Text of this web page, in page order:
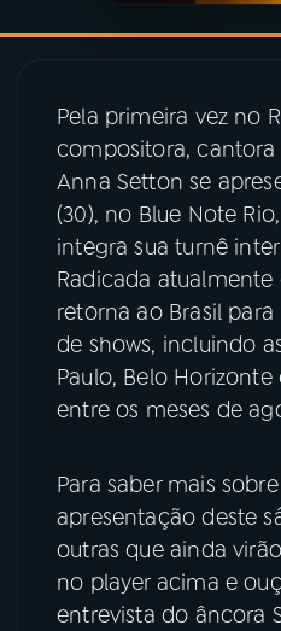
07ÚLTIMAS
08PRÊMIO RÁDIO MEC
ACOMPANHE A RÁDIO MEC
YouTube
Instagram
TikTok
Pela primeira vez no
compositora,
Anna Setton se
(30), no Blue Note
integra sua turnê
Radicada atualmente
retorna ao Brasil
de shows, incluindo
Paulo, Belo Horizonte
entre os meses de
Para saber mais
apresentação deste
outras que ainda
no player acima e
entrevista do âncora